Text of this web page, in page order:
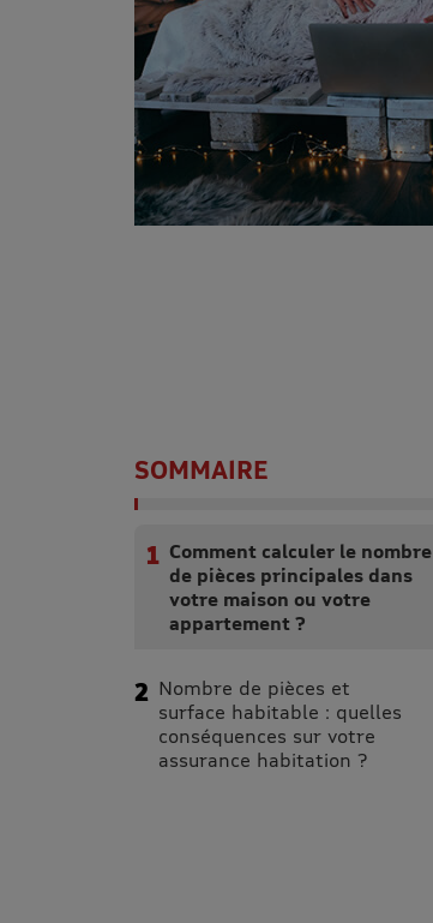
SOMMAIRE
Comment calculer le nombre
de pièces principales dans
votre maison ou votre
appartement ?
Nombre de pièces et
surface habitable : quelles
conséquences sur votre
assurance habitation ?